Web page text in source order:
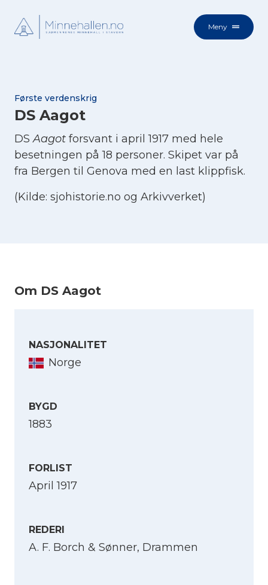
Meny
Første verdenskrig
DS Aagot
DSAagot forsvant i april 1917 med hele
besetningen på 18 personer. Skipet var på
fra Bergen til Genova med en last klippfisk.
(Kilde: sjohistorie.no og Arkivverket)
Om DS Aagot
NASJONALITET
Norge
BYGD
1883
FORLIST
April 1917
REDERI
A. F. Borch & Sønner, Drammen